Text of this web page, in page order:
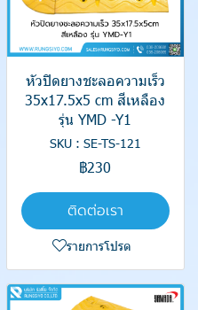
หัวปิดยางชะลอความเร็ว
35x17.5x5 cm สีเหลือง
รุ่น YMD -Y1
SKU : SE-TS-121
฿230
ติดต่อเรา
รายการโปรด